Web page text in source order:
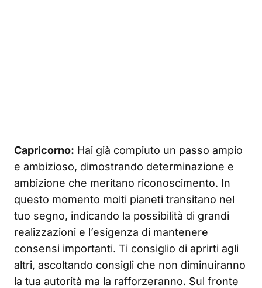
Capricorno: Hai già compiuto un passo ampio
e ambizioso, dimostrando determinazione e
ambizione che meritano riconoscimento. In
questo momento molti pianeti transitano nel
tuo segno, indicando la possibilità di grandi
realizzazioni e l’esigenza di mantenere
consensi importanti. Ti consiglio di aprirti agli
altri, ascoltando consigli che non diminuiranno
la tua autorità ma la rafforzeranno. Sul fronte